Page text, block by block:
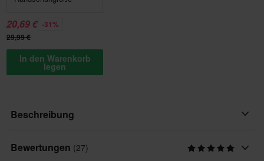
20,69 € -31%
29,99 €
In den Warenkorb
legen
Beschreibung
Jetzt! Mehr kaufen, mehr sparen!
Bewertungen (27)